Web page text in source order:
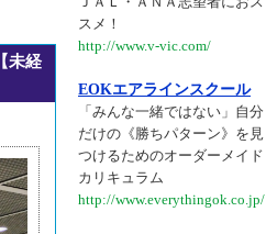
スメ！
http://www.v-vic.com/
EOKエアラインスクール
「みんな一緒ではない」自分
だけの《勝ちパターン》を見
つけるためのオーダーメイド
カリキュラム
http://www.everythingok.co.jp/
未経